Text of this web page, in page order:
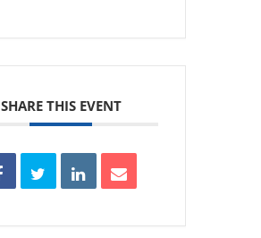
SHARE THIS EVENT